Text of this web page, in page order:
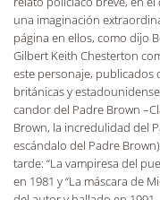
una imaginación
página en ellos, como dijo
Gilbert Keith Chesterton
este personaje, publicados
británicas y
candor del Padre Brown
Brown, la incredulidad del
escándalo del Padre
tarde: “La vampiresa del
en 1981 y “La máscara de